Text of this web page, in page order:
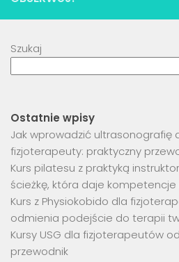
Szukaj
Ostatnie wpisy
Jak wprowadzić ultrasonografię
fizjoterapeuty: praktyczny
Kurs pilatesu z praktyką
ścieżkę, która daje
Kurs z Physiokobido dla
odmienia podejście do terapii
Kursy USG dla fizjoterapeutów
przewodnik